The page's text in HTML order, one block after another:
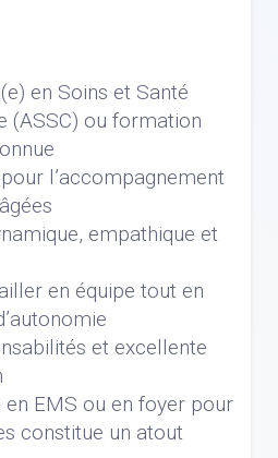
en Soins et Santé
(ASSC) ou formation
l’accompagnement
empathique et
en équipe tout en
et excellente
en EMS ou en foyer pour
constitue un atout